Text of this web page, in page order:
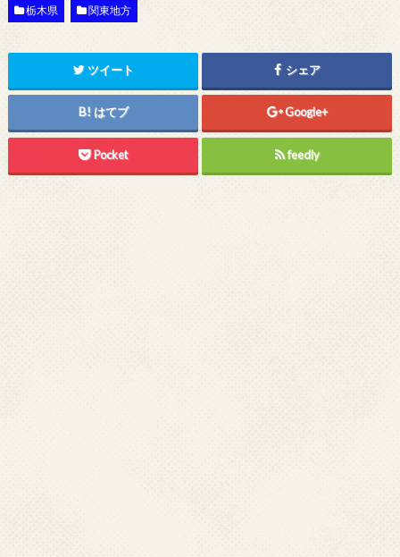
栃木県 関東地方
ツイート シェア
はてブ Google+
Pocket feedly